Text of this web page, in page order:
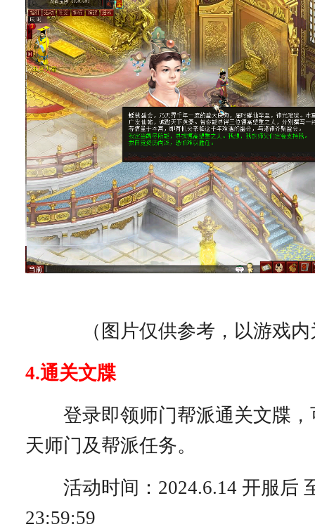
（图片仅供参考，以游戏
4.通关文牒
登录即领师门帮派通关文牒，
天师门及帮派任务。
活动时间：2024.6.14 开服后
23:59:59